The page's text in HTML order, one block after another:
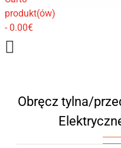
produkt(ów)
- 0.00€
Obręcz tylna/